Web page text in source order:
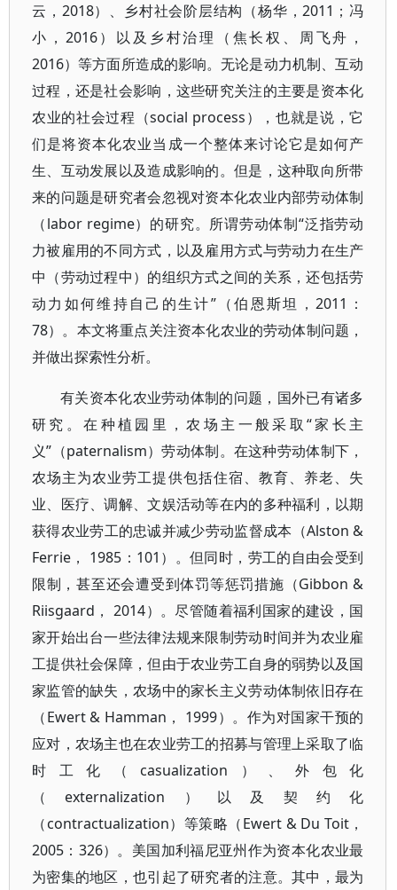
云，2018）、乡村社会阶层结构（杨华，2011；冯
小，2016）以及乡村治理（焦长权、周飞舟，
2016）等方面所造成的影响。无论是动力机制、互动
过程，还是社会影响，这些研究关注的主要是资本化
农业的社会过程（social process），也就是说，它
们是将资本化农业当成一个整体来讨论它是如何产
生、互动发展以及造成影响的。但是，这种取向所带
来的问题是研究者会忽视对资本化农业内部劳动体制
（labor regime）的研究。所谓劳动体制“泛指劳动
力被雇用的不同方式，以及雇用方式与劳动力在生产
中（劳动过程中）的组织方式之间的关系，还包括劳
动力如何维持自己的生计”（伯恩斯坦，2011：
78）。本文将重点关注资本化农业的劳动体制问题，
并做出探索性分析。
有关资本化农业劳动体制的问题，国外已有诸多
研究。在种植园里，农场主一般采取“家长主
义”（paternalism）劳动体制。在这种劳动体制下，
农场主为农业劳工提供包括住宿、教育、养老、失
业、医疗、调解、文娱活动等在内的多种福利，以期
获得农业劳工的忠诚并减少劳动监督成本（Alston &
Ferrie， 1985：101）。但同时，劳工的自由会受到
限制，甚至还会遭受到体罚等惩罚措施（Gibbon &
Riisgaard， 2014）。尽管随着福利国家的建设，国
家开始出台一些法律法规来限制劳动时间并为农业雇
工提供社会保障，但由于农业劳工自身的弱势以及国
家监管的缺失，农场中的家长主义劳动体制依旧存在
（Ewert & Hamman， 1999）。作为对国家干预的
应对，农场主也在农业劳工的招募与管理上采取了临
时工化（casualization）、外包化
（externalization）以及契约化
（contractualization）等策略（Ewert & Du Toit，
2005：326）。美国加利福尼亚州作为资本化农业最
为密集的地区，也引起了研究者的注意。其中，最为